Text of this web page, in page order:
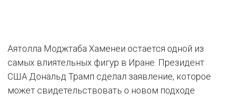
Аятолла Моджтаба Хаменеи остается одной из
самых влиятельных фигур в Иране. Президент
США Дональд Трамп сделал заявление, которое
может свидетельствовать о новом подходе